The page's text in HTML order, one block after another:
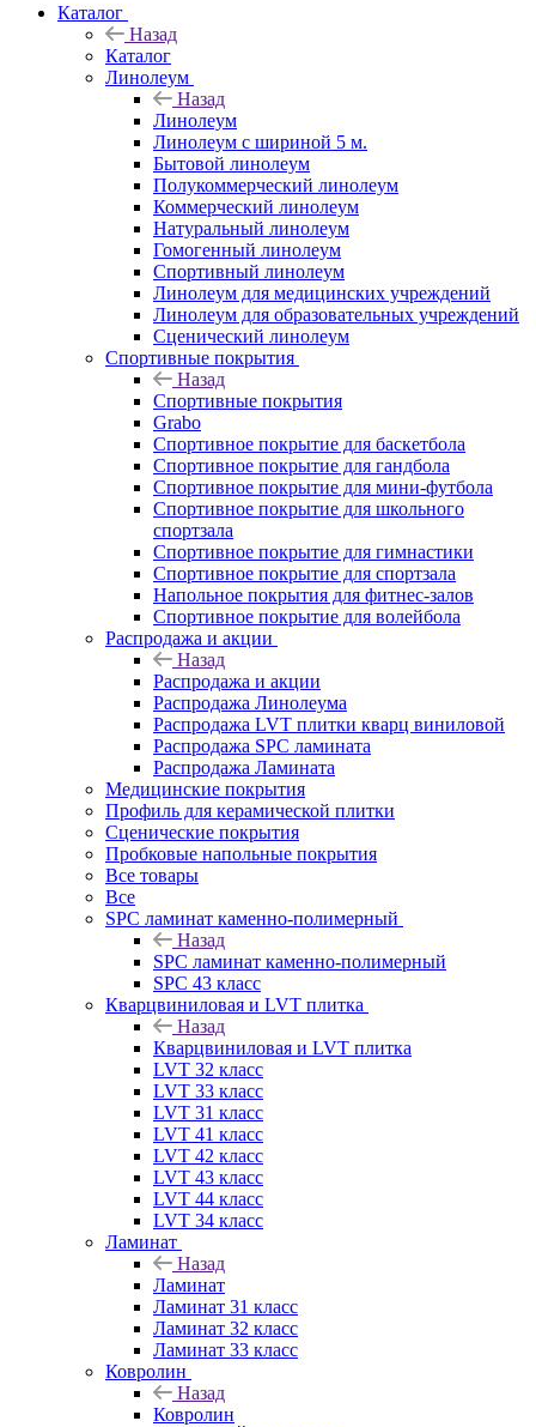
Каталог
Назад
Каталог
Линолеум
Назад
Линолеум
Линолеум с шириной 5 м.
Бытовой линолеум
Полукоммерческий линолеум
Коммерческий линолеум
Натуральный линолеум
Гомогенный линолеум
Спортивный линолеум
Линолеум для медицинских учреждений
Линолеум для образовательных учреждений
Сценический линолеум
Спортивные покрытия
Назад
Спортивные покрытия
Grabo
Спортивное покрытие для баскетбола
Спортивное покрытие для гандбола
Спортивное покрытие для мини-футбола
Спортивное покрытие для школьного
спортзала
Спортивное покрытие для гимнастики
Спортивное покрытие для спортзала
Напольное покрытия для фитнес-залов
Спортивное покрытие для волейбола
Распродажа и акции
Назад
Распродажа и акции
Распродажа Линолеума
Распродажа LVT плитки кварц виниловой
Распродажа SPC ламината
Распродажа Ламината
Медицинские покрытия
Профиль для керамической плитки
Сценические покрытия
Пробковые напольные покрытия
Все товары
Все
SPC ламинат каменно-полимерный
Назад
SPC ламинат каменно-полимерный
SPC 43 класс
Кварцвиниловая и LVT плитка
Назад
Кварцвиниловая и LVT плитка
LVT 32 класс
LVT 33 класс
LVT 31 класс
LVT 41 класс
LVT 42 класс
LVT 43 класс
LVT 44 класс
LVT 34 класс
Ламинат
Назад
Ламинат
Ламинат 31 класс
Ламинат 32 класс
Ламинат 33 класс
Ковролин
Назад
Ковролин